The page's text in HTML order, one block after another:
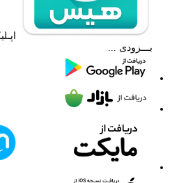
بـــزودی ...